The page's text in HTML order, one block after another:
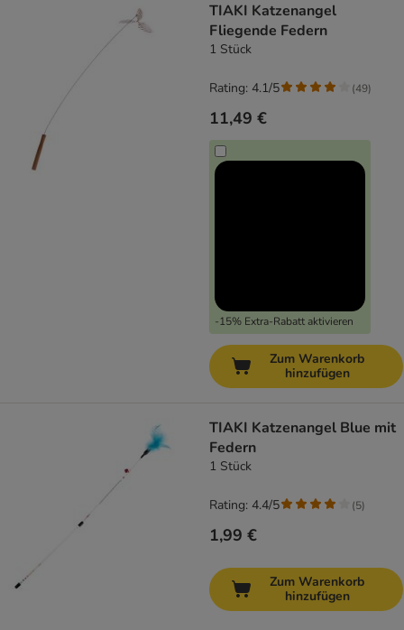
TIAKI Katzenangel
Fliegende Federn
1 Stück
11,49 €
-15% Extra-Rabatt aktivieren
Rating: 4.1/5 (49)
Zum Warenkorb
hinzufügen
TIAKI Katzenangel Blue mit
Federn
1 Stück
1,99 €
Rating: 4.4/5 (5)
Zum Warenkorb
hinzufügen